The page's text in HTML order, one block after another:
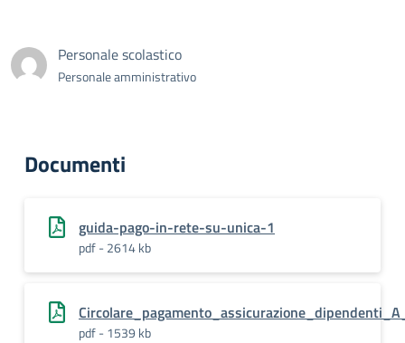
Personale scolastico
Personale amministrativo
Documenti
guida-pago-in-rete-su-unica-1
pdf - 2614 kb
pdf - 1539 kb